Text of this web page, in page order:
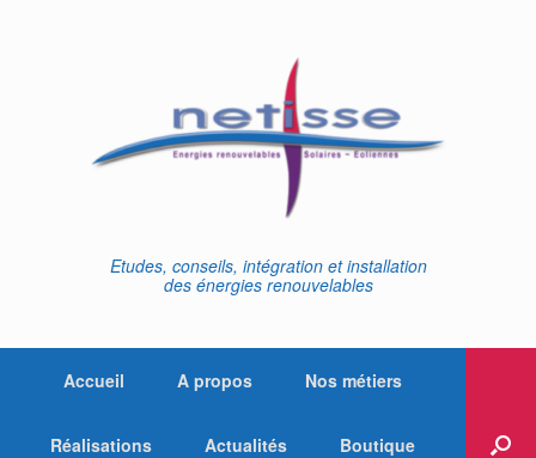
Etudes, conseils, intégration et installation
des énergies renouvelables
Accueil A propos Nos métiers
Réalisations Actualités Boutique